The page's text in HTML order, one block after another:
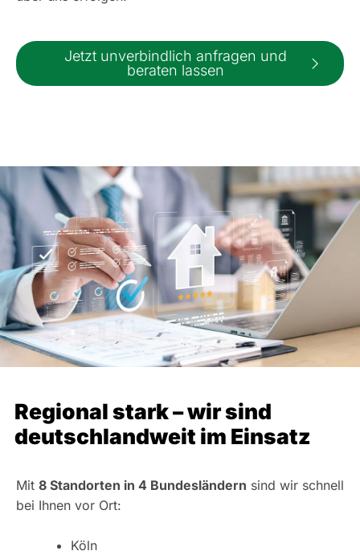
Jetzt unverbindlich anfragen und
beraten lassen
Regional stark – wir sind
deutschlandweit im Einsatz
Mit 8 Standorten in 4 Bundesländern sind wir schnell
bei Ihnen vor Ort:
Köln